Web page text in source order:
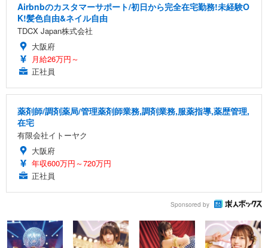
Airbnbのカスタマーサポート/初日から完全在宅勤務!未経験O
K!髪色自由&ネイル自由
TDCX Japan株式会社
大阪府
月給26万円～
正社員
薬剤師/調剤薬局/管理薬剤師業務,調剤業務,服薬指導,薬歴管理,
在宅
有限会社イトーヤク
大阪府
年収600万円～720万円
正社員
Sponsored by